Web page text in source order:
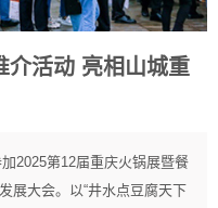
介活动 亮相山城重
2025第12届重庆火锅展暨餐
展大会。以“井水点豆腐天下